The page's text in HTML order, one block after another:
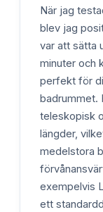
När jag
blev jag
var att sätta
minuter och
perfekt för
badrummet.
teleskopisk
längder,
medelstora
exempelvis
ett